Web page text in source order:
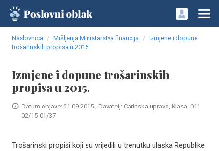
Naslovnica Mišljenja Ministarstva financija
Izmjene i dopune
trošarinskih propisa u 2015.
Izmjene i dopune trošarinskih
propisa u 2015.
Datum objave: 21.09.2015., Davatelj: Carinska uprava, Klasa: 011-
02/15-01/37
Trošarinski propisi koji su vrijedili u trenutku ulaska Republike